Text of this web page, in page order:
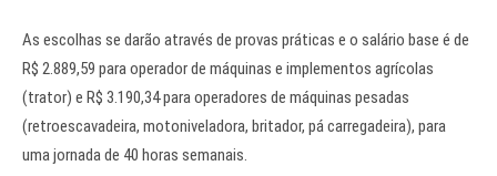
As escolhas se darão através de provas práticas e o salário base é de
R$ 2.889,59 para operador de máquinas e implementos agrícolas
(trator) e R$ 3.190,34 para operadores de máquinas pesadas
(retroescavadeira, motoniveladora, britador, pá carregadeira), para
uma jornada de 40 horas semanais.